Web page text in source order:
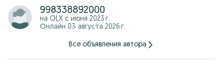
998338892000
на OLX с июня 2023 г.
Онлайн 03 августа 2026 г.
Все объявления автора